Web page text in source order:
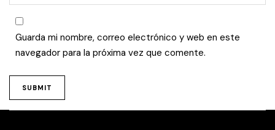
Guarda mi nombre, correo electrónico y web en este
navegador para la próxima vez que comente.